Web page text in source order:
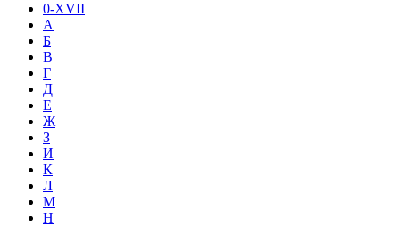
0-XVII
А
Б
В
Г
Д
Е
Ж
З
И
К
Л
М
Н